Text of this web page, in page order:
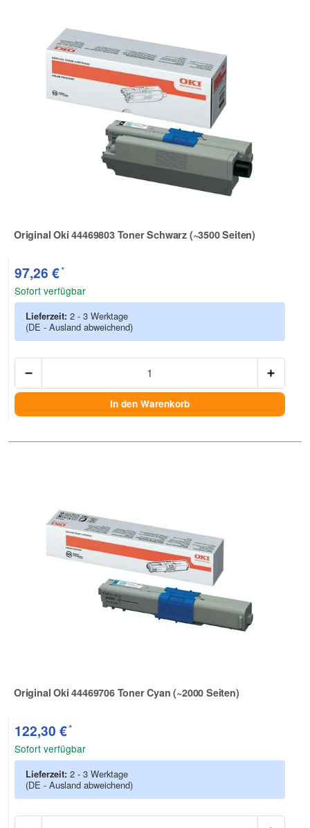
Original Oki 44469803 Toner Schwarz (~3500 Seiten)
Zur Artikelbewertung
97,26 €*
Sofort verfügbar
Lieferzeit: 2 - 3 Werktage
(DE - Ausland abweichend)
In den Warenkorb
Original Oki 44469706 Toner Cyan (~2000 Seiten)
Zur Artikelbewertung
122,30 €*
Sofort verfügbar
Lieferzeit: 2 - 3 Werktage
(DE - Ausland abweichend)